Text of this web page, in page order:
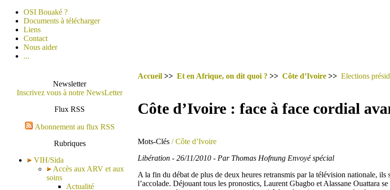
OSI Bouaké ?
Documents à télécharger
Liens
Contact
Nous aider
...
Newsletter
Inscrivez vous à notre NewsLetter
Flux RSS
Abonnement au flux RSS
Rubriques
VIH/Sida
Accès aux ARV et aux
soins
Actualité
Accueil >> Et en Afrique, on dit quoi ? >> Côte d’Ivoire >> Elections
Côte d’Ivoire : face à face cordial
Mots-Clés / Côte d’Ivoire
Libération - 26/11/2010 - Par Thomas Hofnung Envoyé spécial
A la fin du débat de plus de deux heures retransmis par la télévision nationale, ils
l’accolade. Déjouant tous les pronostics, Laurent Gbagbo et Alassane Ouattara